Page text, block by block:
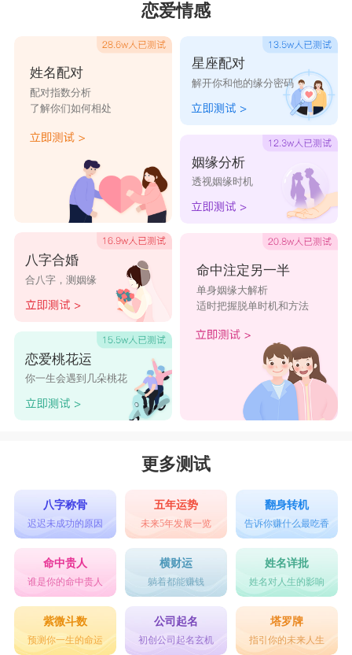
人品味，不太考虑他人看法。
5、1978年属马的人
拥有灵巧的双手，能把普通事物做得极具艺术
感。不论从事哪种工作，他们总能游刃有余，给人
留下高贵典雅的印象。无论穿着打扮，始终展现出
不凡的品味和气质。
6、1990年属马的人
他们是理想的伴侣和朋友，工作中充满耐性，
一旦走出年轻时的迷茫期，就能够稳步迈向成功。
他们责任感强，务实踏实，感情上也带着理想主义
的色彩。
7、2002年属马的人
这一代属马人充满梦想，渴望独立和自由，但
有时梦想过于宏大，超出了自己现有的能力和资
源。在追求这些梦想的过程中，可能会面临一些无
法应对的挑战。
恋爱情感
姓名配对
配对指数分析
了解你们如何相处
八字合婚
合八字，测姻缘
恋爱桃花运
你一生会遇到几朵桃花
星座配对
解开你和他的缘分密码
姻缘分析
透视姻缘时机
命中注定另一半
单身姻缘大解析
适时把握脱单时机和方法
更多测试
八字称骨
迟迟未成功的原因
五年运势
未来5年发展一览
翻身转机
告诉你赚什么最吃香
命中贵人
谁是你的命中贵人
横财运
躺着都能赚钱
姓名详批
姓名对人生的影响
紫微斗数
预测你一生的命运
公司起名
初创公司起名玄机
塔罗牌
指引你的未来人生